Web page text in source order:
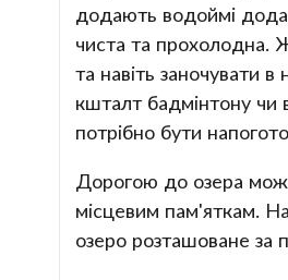
додають водоймі
чиста та прохолодна.
та навіть заночувати
кшталт бадмінтону чи
потрібно бути
Дорогою до озера
місцевим пам'яткам.
озеро розташоване за